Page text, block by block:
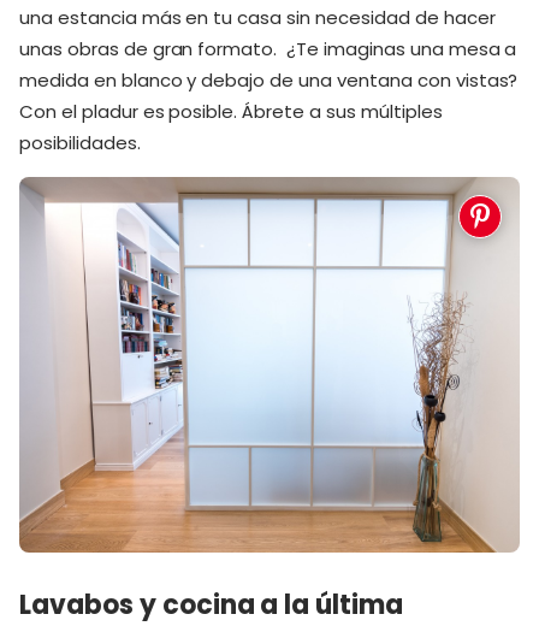
una estancia más en tu casa sin necesidad de hacer
unas obras de gran formato. ¿Te imaginas una mesa a
medida en blanco y debajo de una ventana con vistas?
Con el pladur es posible. Ábrete a sus múltiples
posibilidades.
Lavabos y cocina a la última